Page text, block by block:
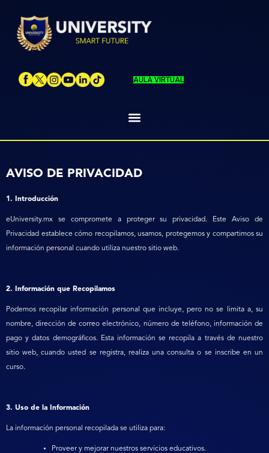
AULA VIRTUAL
AVISO DE PRIVACIDAD
1. Introducción
eUniversity.mx se compromete a proteger su privacidad. Este Aviso de
Privacidad establece cómo recopilamos, usamos, protegemos y compartimos su
información personal cuando utiliza nuestro sitio web.
2. Información que Recopilamos
Podemos recopilar información personal que incluye, pero no se limita a, su
nombre, dirección de correo electrónico, número de teléfono, información de
pago y datos demográficos. Esta información se recopila a través de nuestro
sitio web, cuando usted se registra, realiza una consulta o se inscribe en un
curso.
3. Uso de la Información
La información personal recopilada se utiliza para:
Proveer y mejorar nuestros servicios educativos.